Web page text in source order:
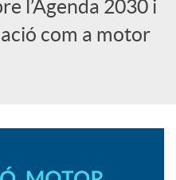
l’Agenda 2030 i
com a motor